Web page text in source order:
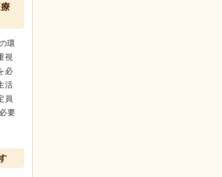
環
視
必
活
員
要